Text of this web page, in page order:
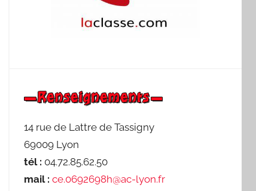
14 rue de Lattre de Tassigny
69009 Lyon
tél : 04.72.85.62.50
mail : ce.0692698h@ac-lyon.fr